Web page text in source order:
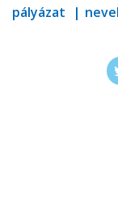
pályázat